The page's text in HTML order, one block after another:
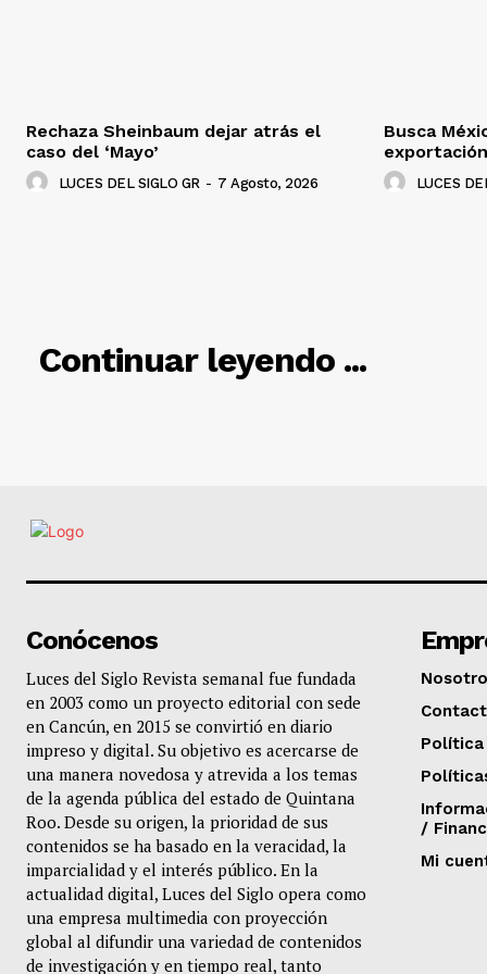
Rechaza Sheinbaum dejar atrás el
caso del ‘Mayo’
LUCES DEL SIGLO GR - 7 Agosto, 2026
Busca
LUCES
Continuar leyendo ...
Conócenos
Luces del Siglo Revista semanal fue fundada
en 2003 como un proyecto editorial con sede
en Cancún, en 2015 se convirtió en diario
impreso y digital. Su objetivo es acercarse de
una manera novedosa y atrevida a los temas
de la agenda pública del estado de Quintana
Roo. Desde su origen, la prioridad de sus
contenidos se ha basado en la veracidad, la
imparcialidad y el interés público. En la
actualidad digital, Luces del Siglo opera como
una empresa multimedia con proyección
global al difundir una variedad de contenidos
de investigación y en tiempo real, tanto
/
Mi